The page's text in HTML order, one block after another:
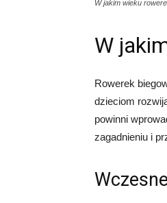
W jakim wieku
W
Rowerek
dzieciom
powinni
zagadnieniu i